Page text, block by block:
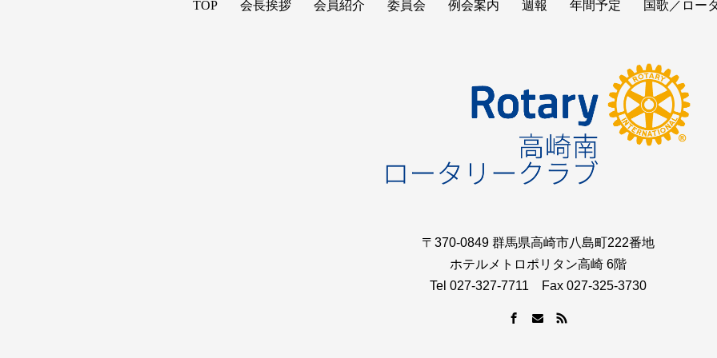
TOP 会長挨拶 会員紹介 委員会 例会案内 週報 年間予定 国歌／ロー
〒370-0849 群馬県高崎市八島町222番地
ホテルメトロポリタン高崎 6階
Tel 027-327-7711 Fax 027-325-3730